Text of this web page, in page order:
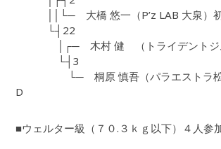
││└─ 大橋 悠一（P’z LAB 大泉）
└┤22
│┌─ 木村 健 （トライデントジ
└┤3
└─ 桐原 慎吾（パラエストラ松戸
D
■ウェルター級（７０.３ｋｇ以下）４人参